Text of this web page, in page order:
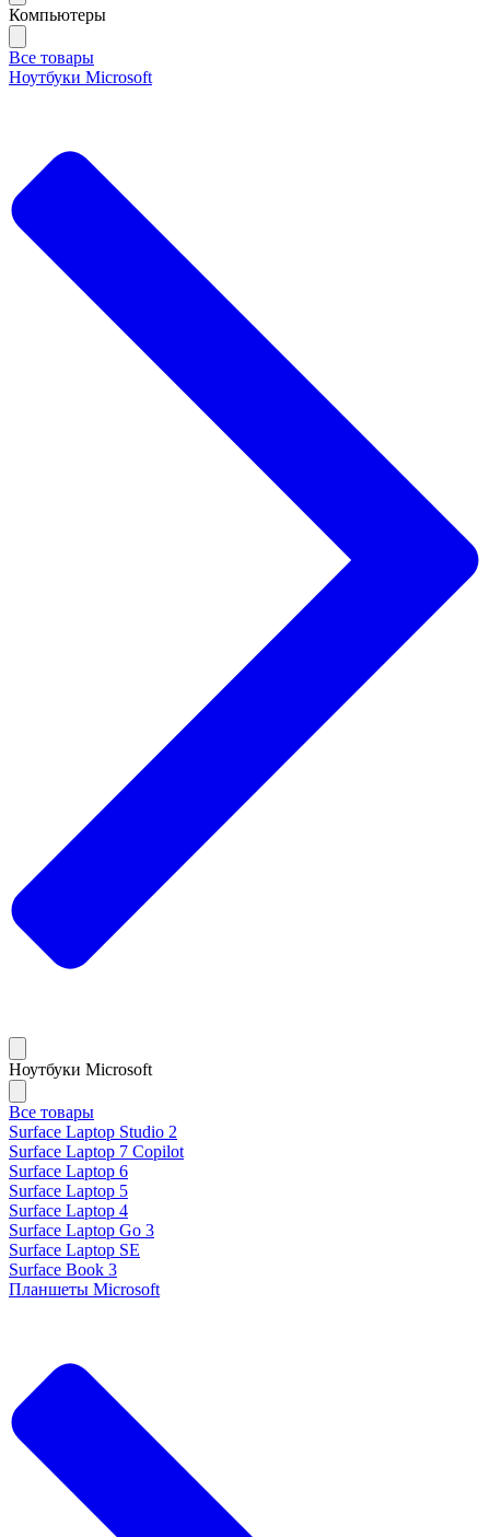
Компьютеры
Все товары
Ноутбуки Microsoft
Ноутбуки Microsoft
Все товары
Surface Laptop Studio 2
Surface Laptop 7 Copilot
Surface Laptop 6
Surface Laptop 5
Surface Laptop 4
Surface Laptop Go 3
Surface Laptop SE
Surface Book 3
Планшеты Microsoft